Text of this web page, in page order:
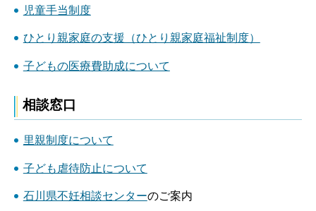
児童手当制度
ひとり親家庭の支援（ひとり親家庭福祉制度）
子どもの医療費助成について
相談窓口
里親制度について
子ども虐待防止について
石川県不妊相談センターのご案内